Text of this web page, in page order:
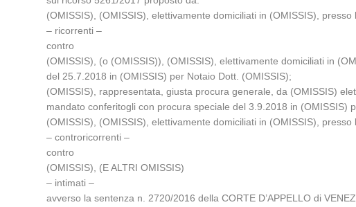
(OMISSIS), (OMISSIS), elettivamente domiciliati in (OMISSIS),
– ricorrenti –
contro
(OMISSIS), (o (OMISSIS)), (OMISSIS), elettivamente domiciliati in
del 25.7.2018 in (OMISSIS) per Notaio Dott. (OMISSIS);
(OMISSIS), rappresentata, giusta procura generale, da (OMISSIS)
mandato conferitogli con procura speciale del 3.9.2018 in (OMISSIS)
(OMISSIS), (OMISSIS), elettivamente domiciliati in (OMISSIS),
– controricorrenti –
contro
(OMISSIS), (E ALTRI OMISSIS)
– intimati –
avverso la sentenza n. 2720/2016 della CORTE D’APPELLO di